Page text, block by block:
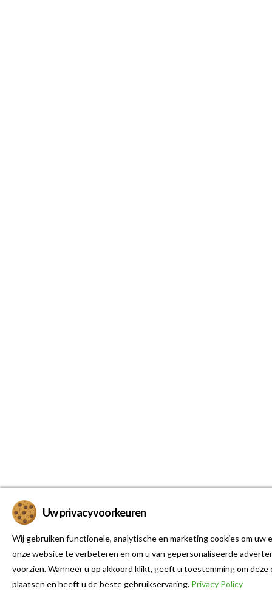
Uw privacyvoorkeuren
Wij gebruiken functionele, analytische en marketing cookies om uw
onze website te verbeteren en om u van gepersonaliseerde
voorzien. Wanneer u op akkoord klikt, geeft u toestemming om deze
plaatsen en heeft u de beste gebruikservaring. Privacy Policy